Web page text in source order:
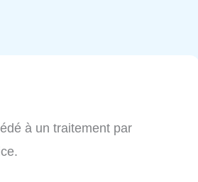
à un traitement par